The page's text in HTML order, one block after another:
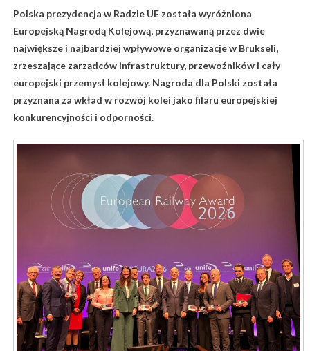
Polska prezydencja w Radzie UE została wyróżniona
Europejską Nagrodą Kolejową, przyznawaną przez dwie
największe i najbardziej wpływowe organizacje w Brukseli,
zrzeszające zarządców infrastruktury, przewoźników i cały
europejski przemysł kolejowy. Nagroda dla Polski została
przyznana za wkład w rozwój kolei jako filaru europejskiej
konkurencyjności i odporności.